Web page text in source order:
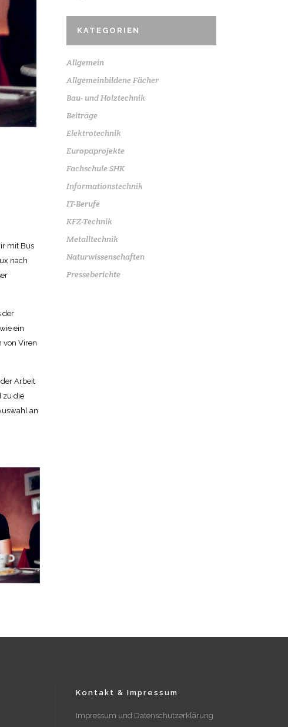
mit Bus
nach
der
ein
von Viren
Arbeit
zu die
an
KATEGORIEN
Allgemein
Allgemeinbildene Fächer
Bau- und Holztechnik
Beiträge
Elektrotechnik
Europaprojekte
Fachschule SHK
Informationstechnik
IT-Berufe
KFZ-Technik
Metalltechnik
Naturwissenschaften
Presseberichte
Kontakt & Impressum
Impressum und Datenschutzerklärung